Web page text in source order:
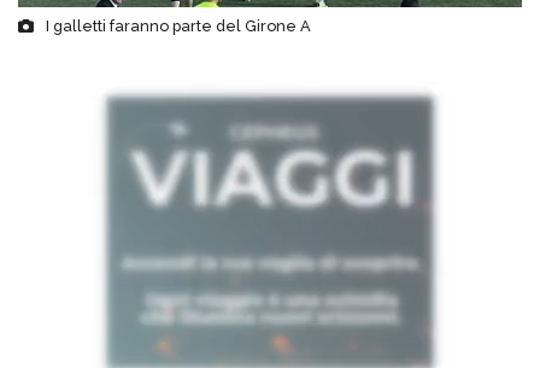
I galletti faranno parte del Girone A